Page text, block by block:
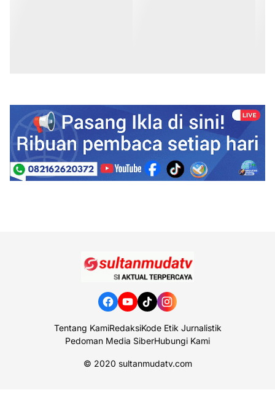
Tentang KamiRedaksiKode Etik Jurnalistik
Pedoman Media SiberHubungi Kami
© 2020 sultanmudatv.com